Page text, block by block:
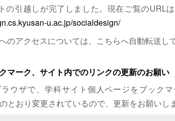
の引越しが完了しました。現在ご覧のURLは
u.ac.jp/socialdesign/
のアクセスについては、こちらへ自動転送し
マーク、サイト内でのリンクの更新のお願い
ウザで、学科サイト個人ページをブックマ
とおり変更されているので、更新をお願いし